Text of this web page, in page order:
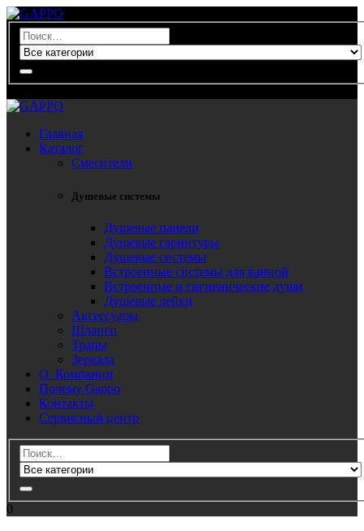
Главная
Каталог
Смесители
Душевые системы
Душевые панели
Душевые гарнитуры
Душевые системы
Встроенные системы для ванной
Встроенные и гигиенические души
Душевые лейки
Аксессуары
Шланги
Трапы
Зеркала
О Компании
Почему Gappo
Контакты
Сервисный центр
0